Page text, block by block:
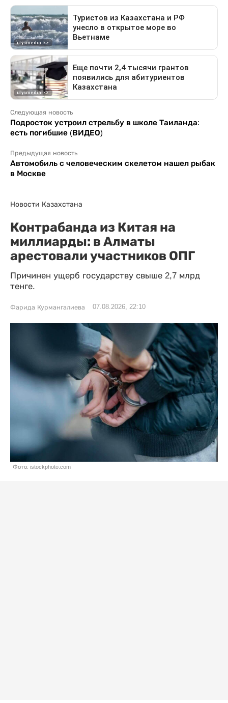
Следующая новость
Подросток устроил стрельбу в школе Таиланда:
есть погибшие (ВИДЕО)
Предыдущая новость
Автомобиль с человеческим скелетом нашел рыбак
в Москве
Новости Казахстана
Контрабанда из Китая на
миллиарды: в Алматы
арестовали участников ОПГ
Причинен ущерб государству свыше 2,7 млрд
тенге.
Фарида Курмангалиева 07.08.2026, 22:10
Фото: istockphoto.com